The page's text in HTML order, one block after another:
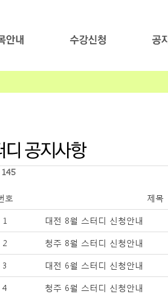
145
호 제목
1
대전 8월 스터디 신청안내
2
청주 8월 스터디 신청안내
3
대전 6월 스터디 신청안내
4
청주 6월 스터디 신청안내